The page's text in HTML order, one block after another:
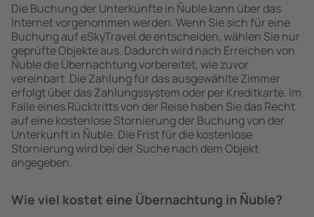
Die Buchung der Unterkünfte in Ñuble kann über das
Internet vorgenommen werden. Wenn Sie sich für eine
Buchung auf eSkyTravel.de entscheiden, wählen Sie nur
geprüfte Objekte aus. Dadurch wird nach Erreichen von
Ñuble die Übernachtung vorbereitet, wie zuvor
vereinbart. Die Zahlung für das ausgewählte Zimmer
erfolgt über das Zahlungssystem oder per Kreditkarte. Im
Falle eines Rücktritts von der Reise haben Sie das Recht
auf eine kostenlose Stornierung der Buchung von der
Unterkunft in Ñuble. Die Frist für die kostenlose
Stornierung wird bei der Suche nach dem Objekt
angegeben.
Wie viel kostet eine Übernachtung in Ñuble?